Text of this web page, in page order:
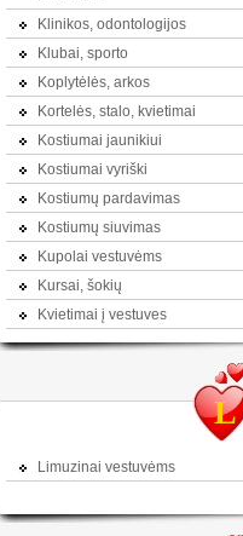
Klinikos, odontologijos
Klubai, sporto
Koplytėlės, arkos
Kortelės, stalo, kvietimai
Kostiumai jaunikiui
Kostiumai vyriški
Kostiumų pardavimas
Kostiumų siuvimas
Kupolai vestuvėms
Kursai, šokių
Kvietimai į vestuves
L
Limuzinai vestuvėms